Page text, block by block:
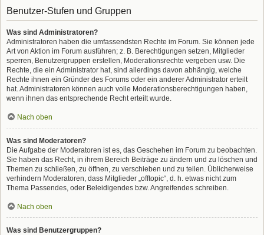
Benutzer-Stufen und Gruppen
Was sind Administratoren?
Administratoren haben die umfassendsten Rechte im Forum. Sie können jede
Art von Aktion im Forum ausführen; z. B. Berechtigungen setzen, Mitglieder
sperren, Benutzergruppen erstellen, Moderationsrechte vergeben usw. Die
Rechte, die ein Administrator hat, sind allerdings davon abhängig, welche
Rechte ihnen ein Gründer des Forums oder ein anderer Administrator erteilt
hat. Administratoren können auch volle Moderationsberechtigungen haben,
wenn ihnen das entsprechende Recht erteilt wurde.
Nach oben
Was sind Moderatoren?
Die Aufgabe der Moderatoren ist es, das Geschehen im Forum zu beobachten.
Sie haben das Recht, in ihrem Bereich Beiträge zu ändern und zu löschen und
Themen zu schließen, zu öffnen, zu verschieben und zu teilen. Üblicherweise
verhindern Moderatoren, dass Mitglieder „offtopic“, d. h. etwas nicht zum
Thema Passendes, oder Beleidigendes bzw. Angreifendes schreiben.
Nach oben
Was sind Benutzergruppen?